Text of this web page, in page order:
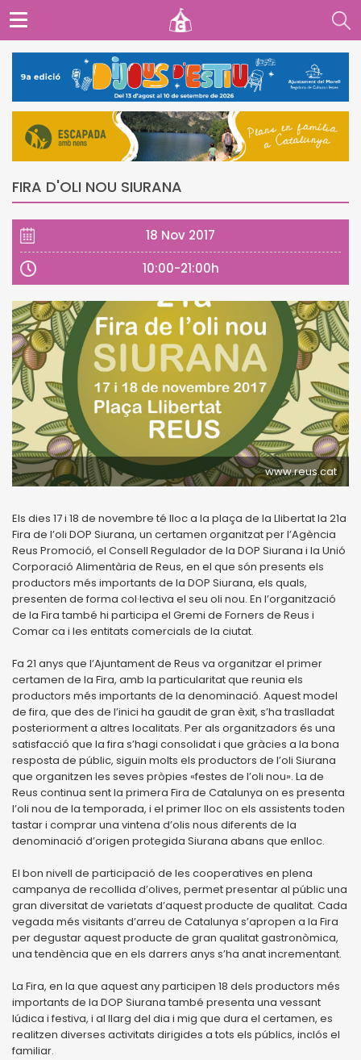
FIRA D'OLI NOU SIURANA
18 Nov 2017
10:00-21:00h
www.reus.cat
Els dies 17 i 18 de novembre té lloc a la plaça de la Llibertat la 21a
Fira de l’oli DOP Siurana, un certamen organitzat per l’Agència
Reus Promoció, el Consell Regulador de la DOP Siurana i la Unió
Corporació Alimentària de Reus, en el que són presents els
productors més importants de la DOP Siurana, els quals,
presenten de forma col·lectiva el seu oli nou. En l’organització
de la Fira també hi participa el Gremi de Forners de Reus i
Comar ca i les entitats comercials de la ciutat.
Fa 21 anys que l’Ajuntament de Reus va organitzar el primer
certamen de la Fira, amb la particularitat que reunia els
productors més importants de la denominació. Aquest model
de fira, que des de l’inici ha gaudit de gran èxit, s’ha traslladat
posteriorment a altres localitats. Per als organitzadors és una
satisfacció que la fira s’hagi consolidat i que gràcies a la bona
resposta de públic, siguin molts els productors de l’oli Siurana
que organitzen les seves pròpies «festes de l’oli nou». La de
Reus continua sent la primera Fira de Catalunya on es presenta
l’oli nou de la temporada, i el primer lloc on els assistents toden
tastar i comprar una vintena d’olis nous diferents de la
denominació d’origen protegida Siurana abans que enlloc.
El bon nivell de participació de les cooperatives en plena
campanya de recollida d’olives, permet presentar al públic una
gran diversitat de varietats d’aquest producte de qualitat. Cada
vegada més visitants d’arreu de Catalunya s’apropen a la Fira
per degustar aquest producte de gran qualitat gastronòmica,
una tendència que en els darrers anys s’ha anat incrementant.
La Fira, en la que aquest any participen 18 dels productors més
importants de la DOP Siurana també presenta una vessant
lúdica i festiva, i al llarg del dia i mig que dura el certamen, es
realitzen diverses activitats dirigides a tots els públics, inclós el
familiar.